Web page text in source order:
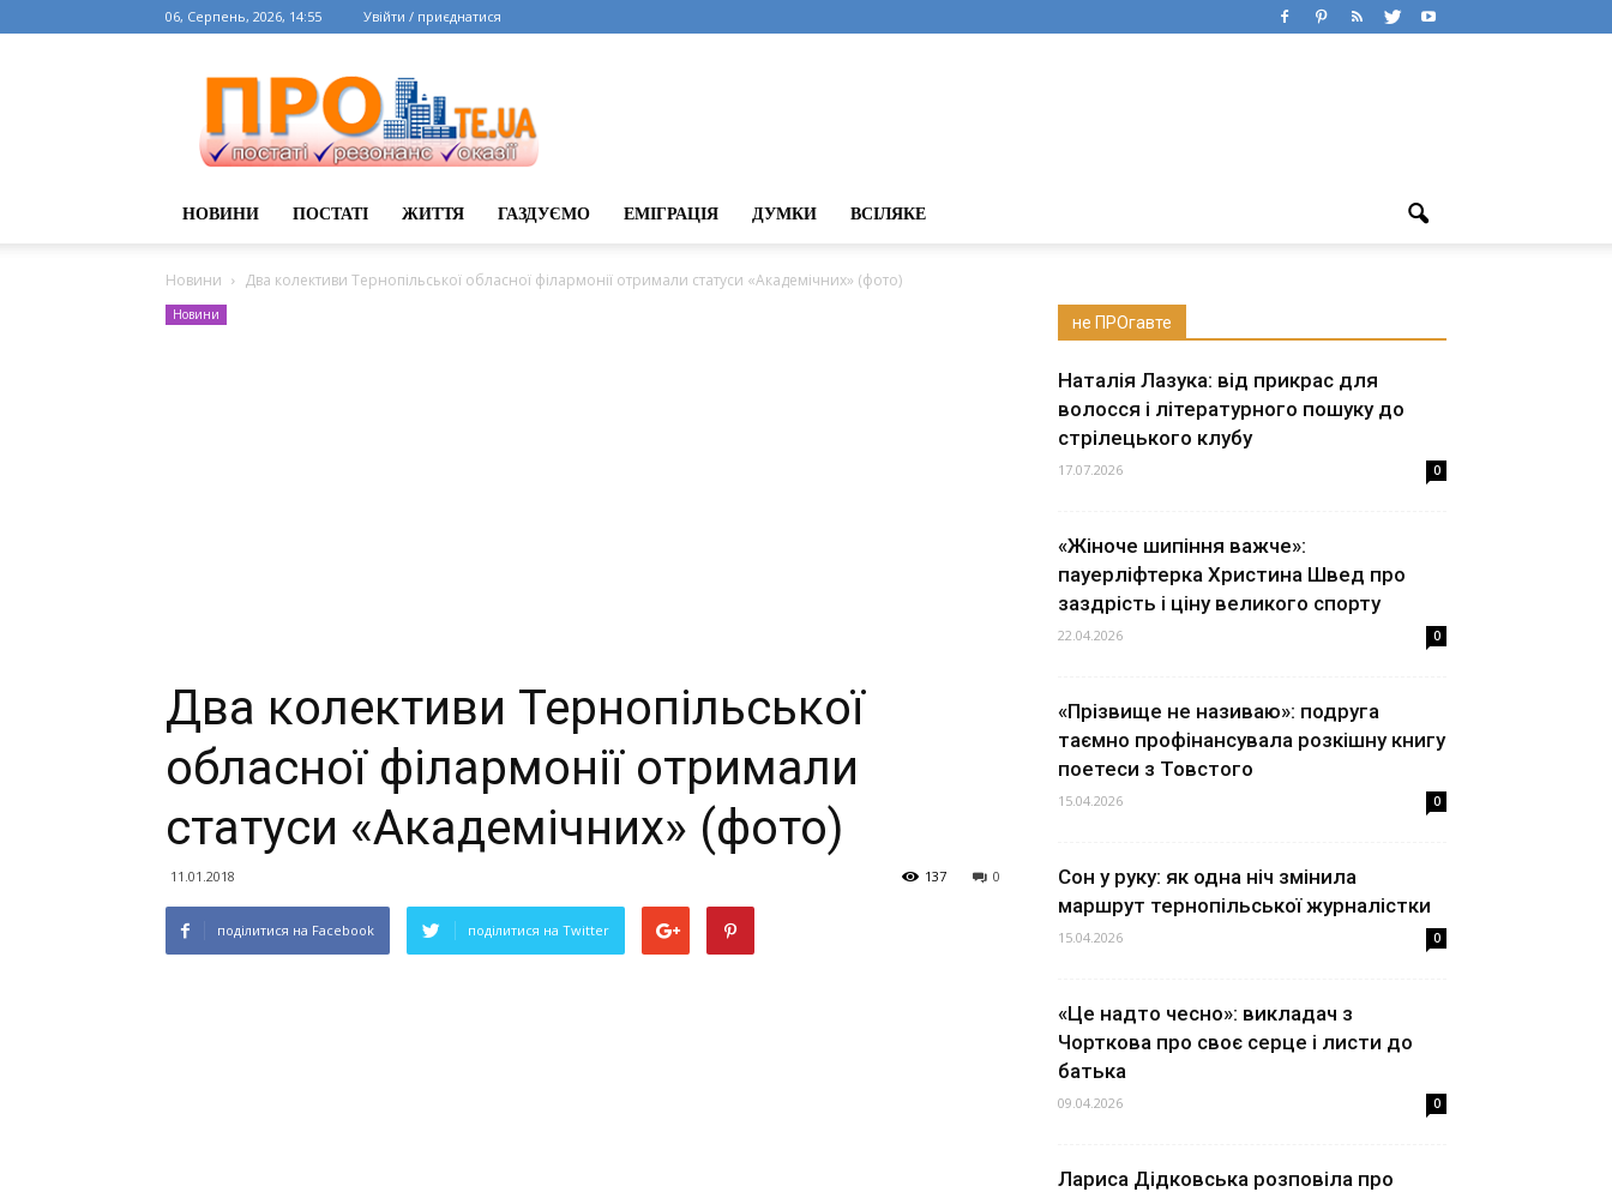
06, Серпень, 2026, 14:55 Увійти / приєднатися
НОВИНИ ПОСТАТІ ЖИТТЯ ГАЗДУЄМО ЕМІГРАЦІЯ ДУМКИ ВСІЛЯКЕ
Новини Два колективи Тернопільської обласної філармонії отримали статуси «Академічних» (фото)
Новини
Два колективи Тернопільської
обласної філармонії отримали
статуси «Академічних» (фото)
11.01.2018 0
137
поділитися на Facebook поділитися на Twitter
не ПРОгавте
Наталія Лазука: від прикрас для
волосся і літературного пошуку до
стрілецького клубу
17.07.2026 0
«Жіноче шипіння важче»:
пауерліфтерка Христина Швед про
заздрість і ціну великого спорту
22.04.2026 0
«Прізвище не називаю»: подруга
таємно профінансувала розкішну книгу
поетеси з Товстого
15.04.2026 0
Сон у руку: як одна ніч змінила
маршрут тернопільської журналістки
15.04.2026 0
«Це надто чесно»: викладач з
Чорткова про своє серце і листи до
батька
09.04.2026 0
Лариса Дідковська розповіла про